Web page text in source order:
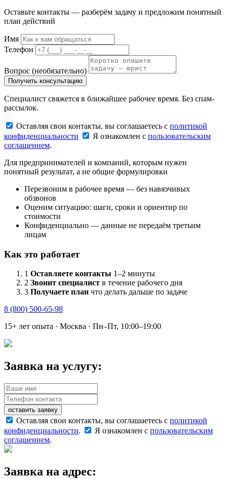
Оставьте контакты — разберём задачу и предложим понятный
план действий
Имя
Телефон
Вопрос (необязательно)
Получить консультацию
Специалист свяжется в ближайшее рабочее время. Без спам-
рассылок.
Оставляя свои контакты, вы соглашаетесь с политикой
конфиденциальности
Я ознакомлен с пользовательским
соглашением.
Для предпринимателей и компаний, которым нужен
понятный результат, а не общие формулировки
Перезвоним в рабочее время — без навязчивых
обзвонов
Оценим ситуацию: шаги, сроки и ориентир по
стоимости
Конфиденциально — данные не передаём третьим
лицам
Как это работает
1 Оставляете контакты 1–2 минуты
2 Звонит специалист в течение рабочего дня
3 Получаете план что делать дальше по задаче
8 (800) 500-65-98
15+ лет опыта · Москва · Пн–Пт, 10:00–19:00
Заявка на услугу:
оставить заявку
Оставляя свои контакты, вы соглашаетесь с политикой
конфиденциальности. Я ознакомлен с пользовательским
соглашением.
Заявка на адрес: